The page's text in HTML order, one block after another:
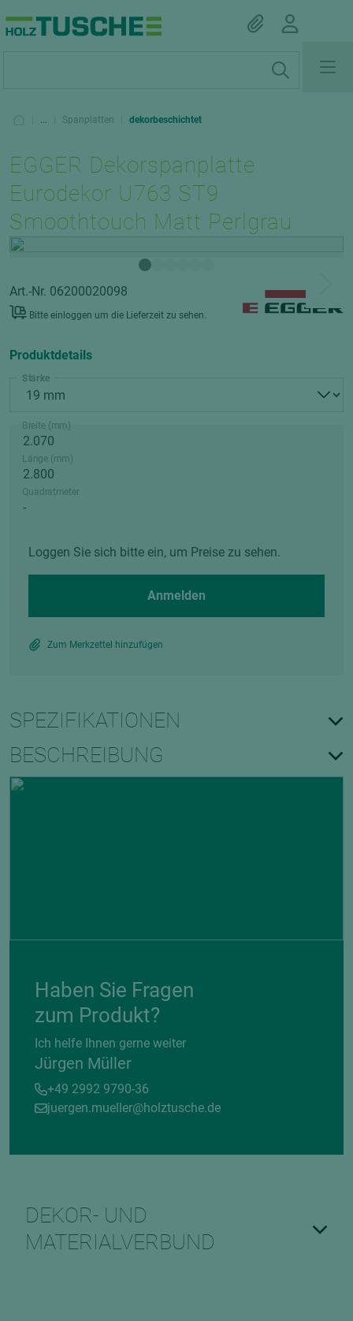
... Spanplatten dekorbeschichtet
EGGER Dekorspanplatte
Eurodekor U763 ST9
Smoothtouch Matt Perlgrau
Art.-Nr. 06200020098
Bitte einloggen um die Lieferzeit zu sehen.
Produktdetails
Stärke
Breite (mm)
Länge (mm)
Quadratmeter
Loggen Sie sich bitte ein, um Preise zu sehen.
Anmelden
Zum Merkzettel hinzufügen
SPEZIFIKATIONEN
BESCHREIBUNG
Haben Sie Fragen
zum Produkt?
Ich helfe Ihnen gerne weiter
Jürgen Müller
+49 2992 9790-36
juergen.mueller@holztusche.de
DEKOR- UND
MATERIALVERBUND